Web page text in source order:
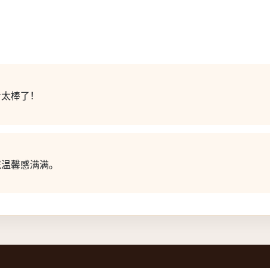
棒了！
馨感满满。